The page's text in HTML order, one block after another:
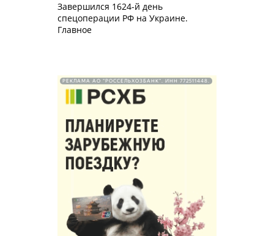
Завершился 1624-й день
спецоперации РФ на Украине.
Главное
РЕКЛАМА АО "РОССЕЛЬХОЗБАНК". ИНН 772511448.